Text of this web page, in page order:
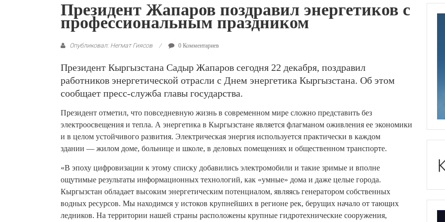
Президент Жапаров поздравил энергетиков с
профессиональным праздником
Опубликовал: Негмат Гиясов 0 Комментариев
Президент Кыргызстана Садыр Жапаров сегодня 22 декабря, поздравил
работников энергетической отрасли с Днем энергетика Кыргызстана. Об этом
сообщает пресс-служба главы государства.
Президент отметил, что повседневную жизнь в современном мире сложно представить без
электроосвещения и тепла. А энергетика в Кыргызстане является флагманом оживления ее экономики
и в целом устойчивого развития. Электрическая энергия используется практически в каждом
здании — жилом доме, больнице и школе, в деловых помещениях и общественном транспорте.
«В эпоху цифровизации к этому списку добавились электромобили и такие зримые и вполне
ощутимые результаты информационных технологий, как «умные» дома и даже целые города.
Кыргызстан обладает высоким энергетическим потенциалом, являясь генератором собственных
водных ресурсов. Мы находимся у истоков крупнейших в регионе рек, берущих начало от тающих
ледников. На территории нашей страны расположены крупные гидротехнические сооружения,